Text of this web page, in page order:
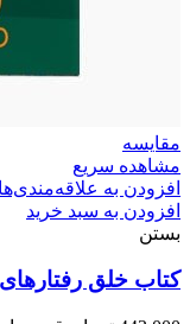
مقایسه
مشاهده سریع
افزودن به علاقه‌مندی‌ها
افزودن به سبد خرید
بستن
کتاب خلق رفتارهای